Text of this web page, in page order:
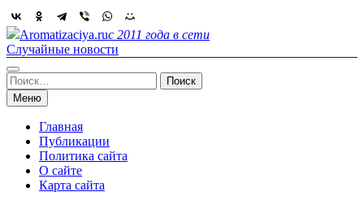
Skip
to
content
Aromatizaciya.ruс 2011 года в сети
Случайные новости
Найти:
Меню
Главная
Публикации
Политика сайта
О сайте
Карта сайта